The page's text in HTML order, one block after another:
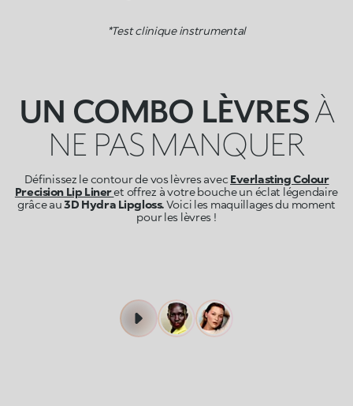
*Test clinique instrumental
UN COMBO LÈVRESÀ
NE PAS MANQUER
Définissez le contour de vos lèvres avec Everlasting Colour
Precision Lip Lineret offrez à votre bouche un éclat légendaire
grâce au3D Hydra Lipgloss.Voici les maquillages du moment
pour les lèvres !